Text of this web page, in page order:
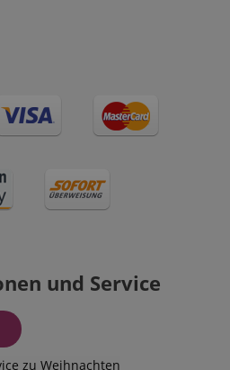
und Service
zu Weihnachten